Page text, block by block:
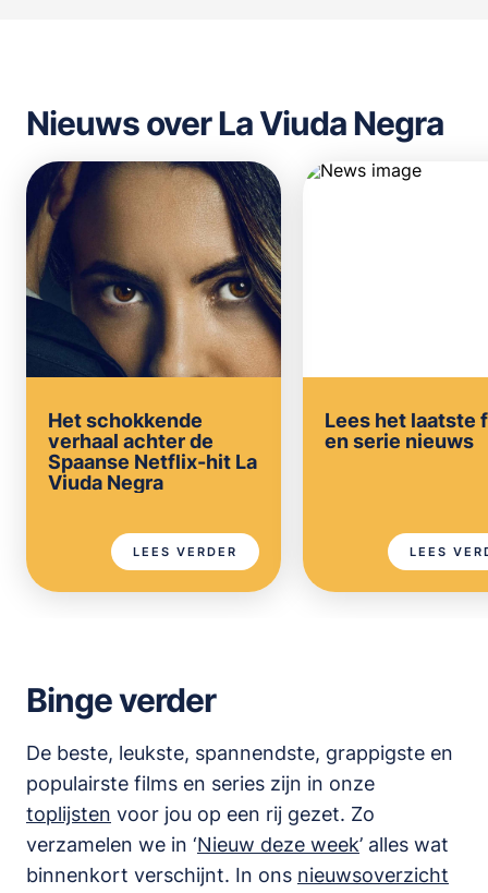
Nieuws over La Viuda Negra
Het schokkende
verhaal achter de
Spaanse Netflix-hit La
Viuda Negra
LEES VERDER
Lees het laatste
en serie nieuws
LEES
Binge verder
De beste, leukste, spannendste, grappigste en
populairste films en series zijn in onze
toplijsten voor jou op een rij gezet. Zo
verzamelen we in ‘Nieuw deze week’ alles wat
binnenkort verschijnt. In ons nieuwsoverzicht